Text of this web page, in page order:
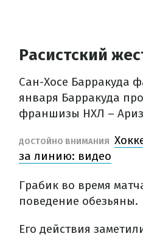
Расистский
Сан-Хосе Барракуда
января Барракуда
франшизы НХЛ –
ДОСТОЙНО ВНИМАНИЯ
за линию: видео
Грабик во время
поведение обезьяны.
Его действия